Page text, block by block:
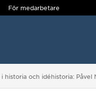
För medarbetare
och idéhistoria: Påvel